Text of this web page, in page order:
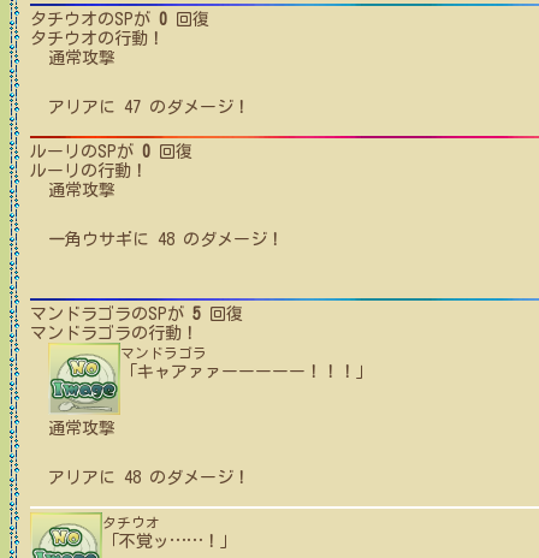
タチウオのSPが 0 回復
タチウオの行動！
通常攻撃
アリア に 47 のダメージ！
ルーリ のSPが 0 回復
ルーリ の行動！
通常攻撃
一角ウサギ に 48 のダメージ！
マンドラゴラのSPが 5 回復
マンドラゴラの行動！
マンドラゴラ
「キャアァァーーーーー！！！」
通常攻撃
アリア に 48 のダメージ！
タチウオ
「不覚ッ …… ！」